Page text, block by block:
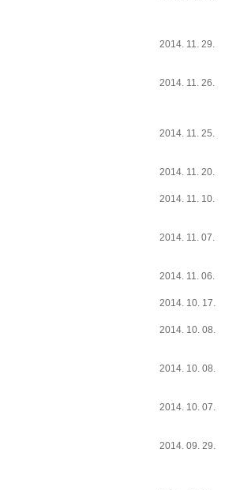
2014. 11. 29.
2014. 11. 26.
2014. 11. 25.
2014. 11. 20.
2014. 11. 10.
2014. 11. 07.
2014. 11. 06.
2014. 10. 17.
2014. 10. 08.
2014. 10. 08.
2014. 10. 07.
2014. 09. 29.